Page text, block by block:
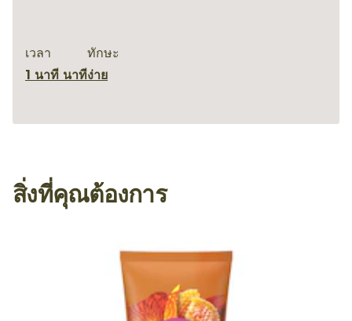
เวลา
1 นาที นาที
ทักษะ
ง่าย
สิ่งที่คุณต้องการ